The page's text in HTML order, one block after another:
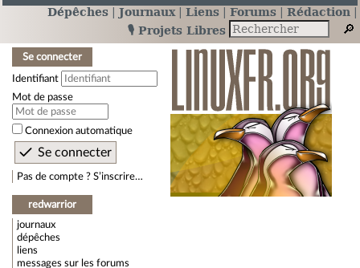
Dépêches Journaux Liens Forums
Rédaction
🎙️ Projets Libres
Se connecter
Identifiant
Mot de passe
Connexion automatique
Pas de compte ? S’inscrire…
redwarrior
journaux
dépêches
liens
messages sur les forums